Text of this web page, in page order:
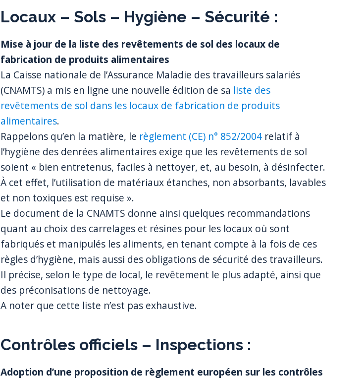
Locaux – Sols – Hygiène – Sécurité :
Mise à jour de la liste des revêtements de sol des locaux de
fabrication de produits alimentaires
La Caisse nationale de l’Assurance Maladie des travailleurs salariés
(CNAMTS) a mis en ligne une nouvelle édition de sa liste des
revêtements de sol dans les locaux de fabrication de produits
alimentaires.
Rappelons qu’en la matière, le règlement (CE) n° 852/2004relatif à
l’hygiène des denrées alimentaires exige que les revêtements de sol
soient « bien entretenus, faciles à nettoyer, et, au besoin, à désinfecter.
À cet effet, l’utilisation de matériaux étanches, non absorbants, lavables
et non toxiques est requise ».
Le document de la CNAMTS donne ainsi quelques recommandations
quant au choix des carrelages et résines pour les locaux où sont
fabriqués et manipulés les aliments, en tenant compte à la fois de ces
règles d’hygiène, mais aussi des obligations de sécurité des travailleurs.
Il précise, selon le type de local, le revêtement le plus adapté, ainsi que
des préconisations de nettoyage.
A noter que cette liste n’est pas exhaustive.
Contrôles officiels – Inspections :
Adoption d’une proposition de règlement européen sur les contrôles